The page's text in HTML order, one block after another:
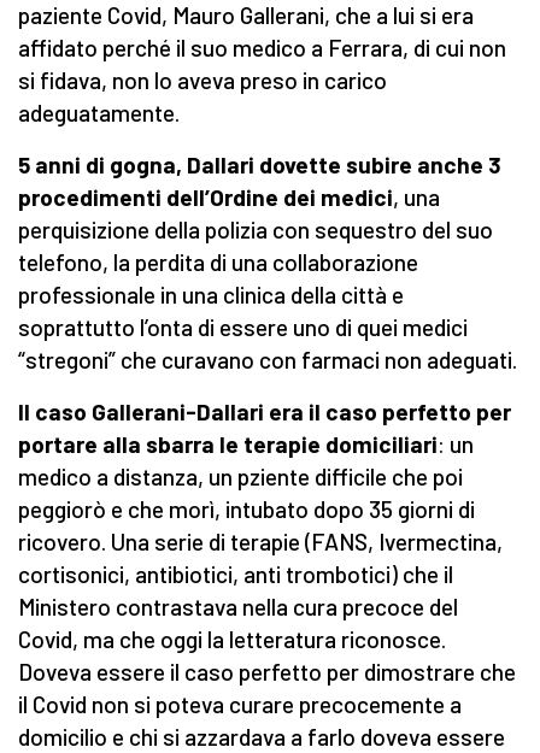
paziente Covid, Mauro Gallerani, che a lui si era
affidato perché il suo medico a Ferrara, di cui non
si fidava, non lo aveva preso in carico
adeguatamente.
5 anni di gogna, Dallari dovette subire anche 3
procedimenti dell’Ordine dei medici, una
perquisizione della polizia con sequestro del suo
telefono, la perdita di una collaborazione
professionale in una clinica della città e
soprattutto l’onta di essere uno di quei medici
“stregoni” che curavano con farmaci non adeguati.
Il caso Gallerani-Dallari era il caso perfetto per
portare alla sbarra le terapie domiciliari: un
medico a distanza, un pziente difficile che poi
peggiorò e che morì, intubato dopo 35 giorni di
ricovero. Una serie di terapie (FANS, Ivermectina,
cortisonici, antibiotici, anti trombotici) che il
Ministero contrastava nella cura precoce del
Covid, ma che oggi la letteratura riconosce.
Doveva essere il caso perfetto per dimostrare che
il Covid non si poteva curare precocemente a
domicilio e chi si azzardava a farlo doveva essere